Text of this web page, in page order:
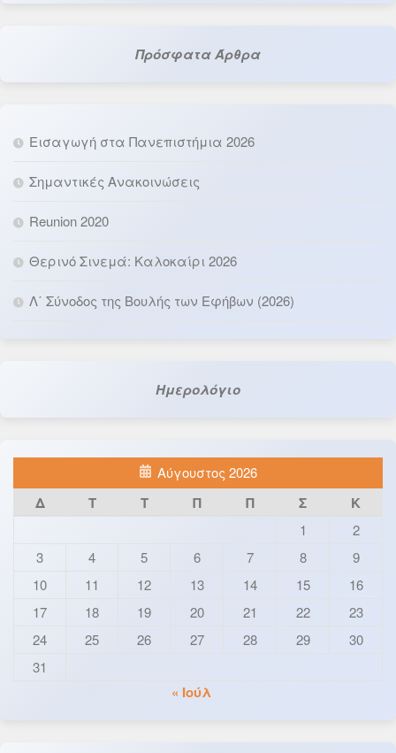
Πρόσφατα Άρθρα
Εισαγωγή στα Πανεπιστήμια 2026
Σημαντικές Ανακοινώσεις
Reunion 2020
Θερινό Σινεμά: Καλοκαίρι 2026
Λ΄ Σύνοδος της Βουλής των Εφήβων (2026)
Ημερολόγιο
Αύγουστος 2026
Δ Τ Τ Π Π Σ Κ
1
2
3
4 5 6 7 8
9
10
11 12 13 14 15
16
17
18 19 20 21 22
23
24
25 26 27 28 29
30
31
« Ιούλ